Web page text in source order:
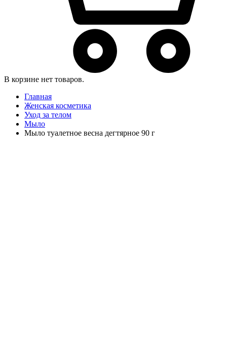
В корзине нет товаров.
Главная
Женская косметика
Уход за телом
Мыло
Мыло туалетное весна дегтярное 90 г